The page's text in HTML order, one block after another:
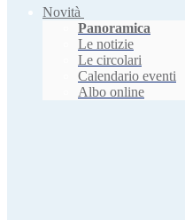
Novità
Panoramica
Le notizie
Le circolari
Calendario eventi
Albo online